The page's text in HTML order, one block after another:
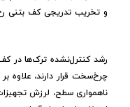
و تخریب تدریجی کف بتنی
رشد کنترل‌نشده ترک‌ها در
چرخ‌سخت قرار دارند، علاوه
ناهمواری سطح، لرزش